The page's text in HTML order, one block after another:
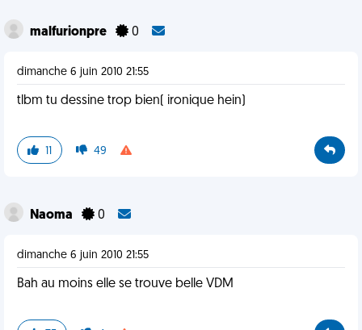
malfurionpre 0
dimanche 6 juin 2010 21:55
tlbm tu dessine trop bien( ironique hein)
11 49
Naoma 0
dimanche 6 juin 2010 21:55
Bah au moins elle se trouve belle VDM